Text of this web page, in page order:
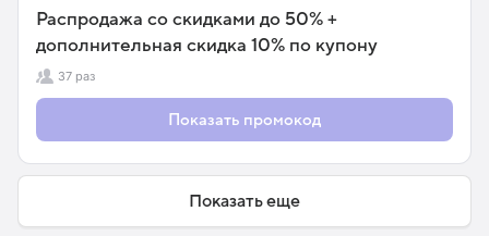
Распродажа со скидками до 50% +
дополнительная скидка 10% по купону
37 раз
Показать промокод
Показать еще